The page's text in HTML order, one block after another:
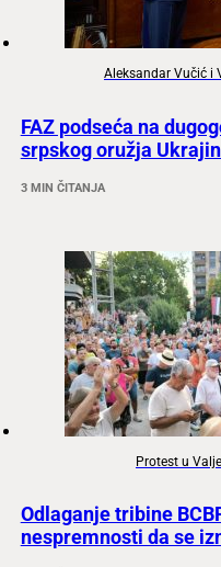
Aleksandar Vučić i
FAZ podseća na
srpskog oružja
3 MIN ČITANJA
Protest u
Odlaganje tribine
nespremnosti da se